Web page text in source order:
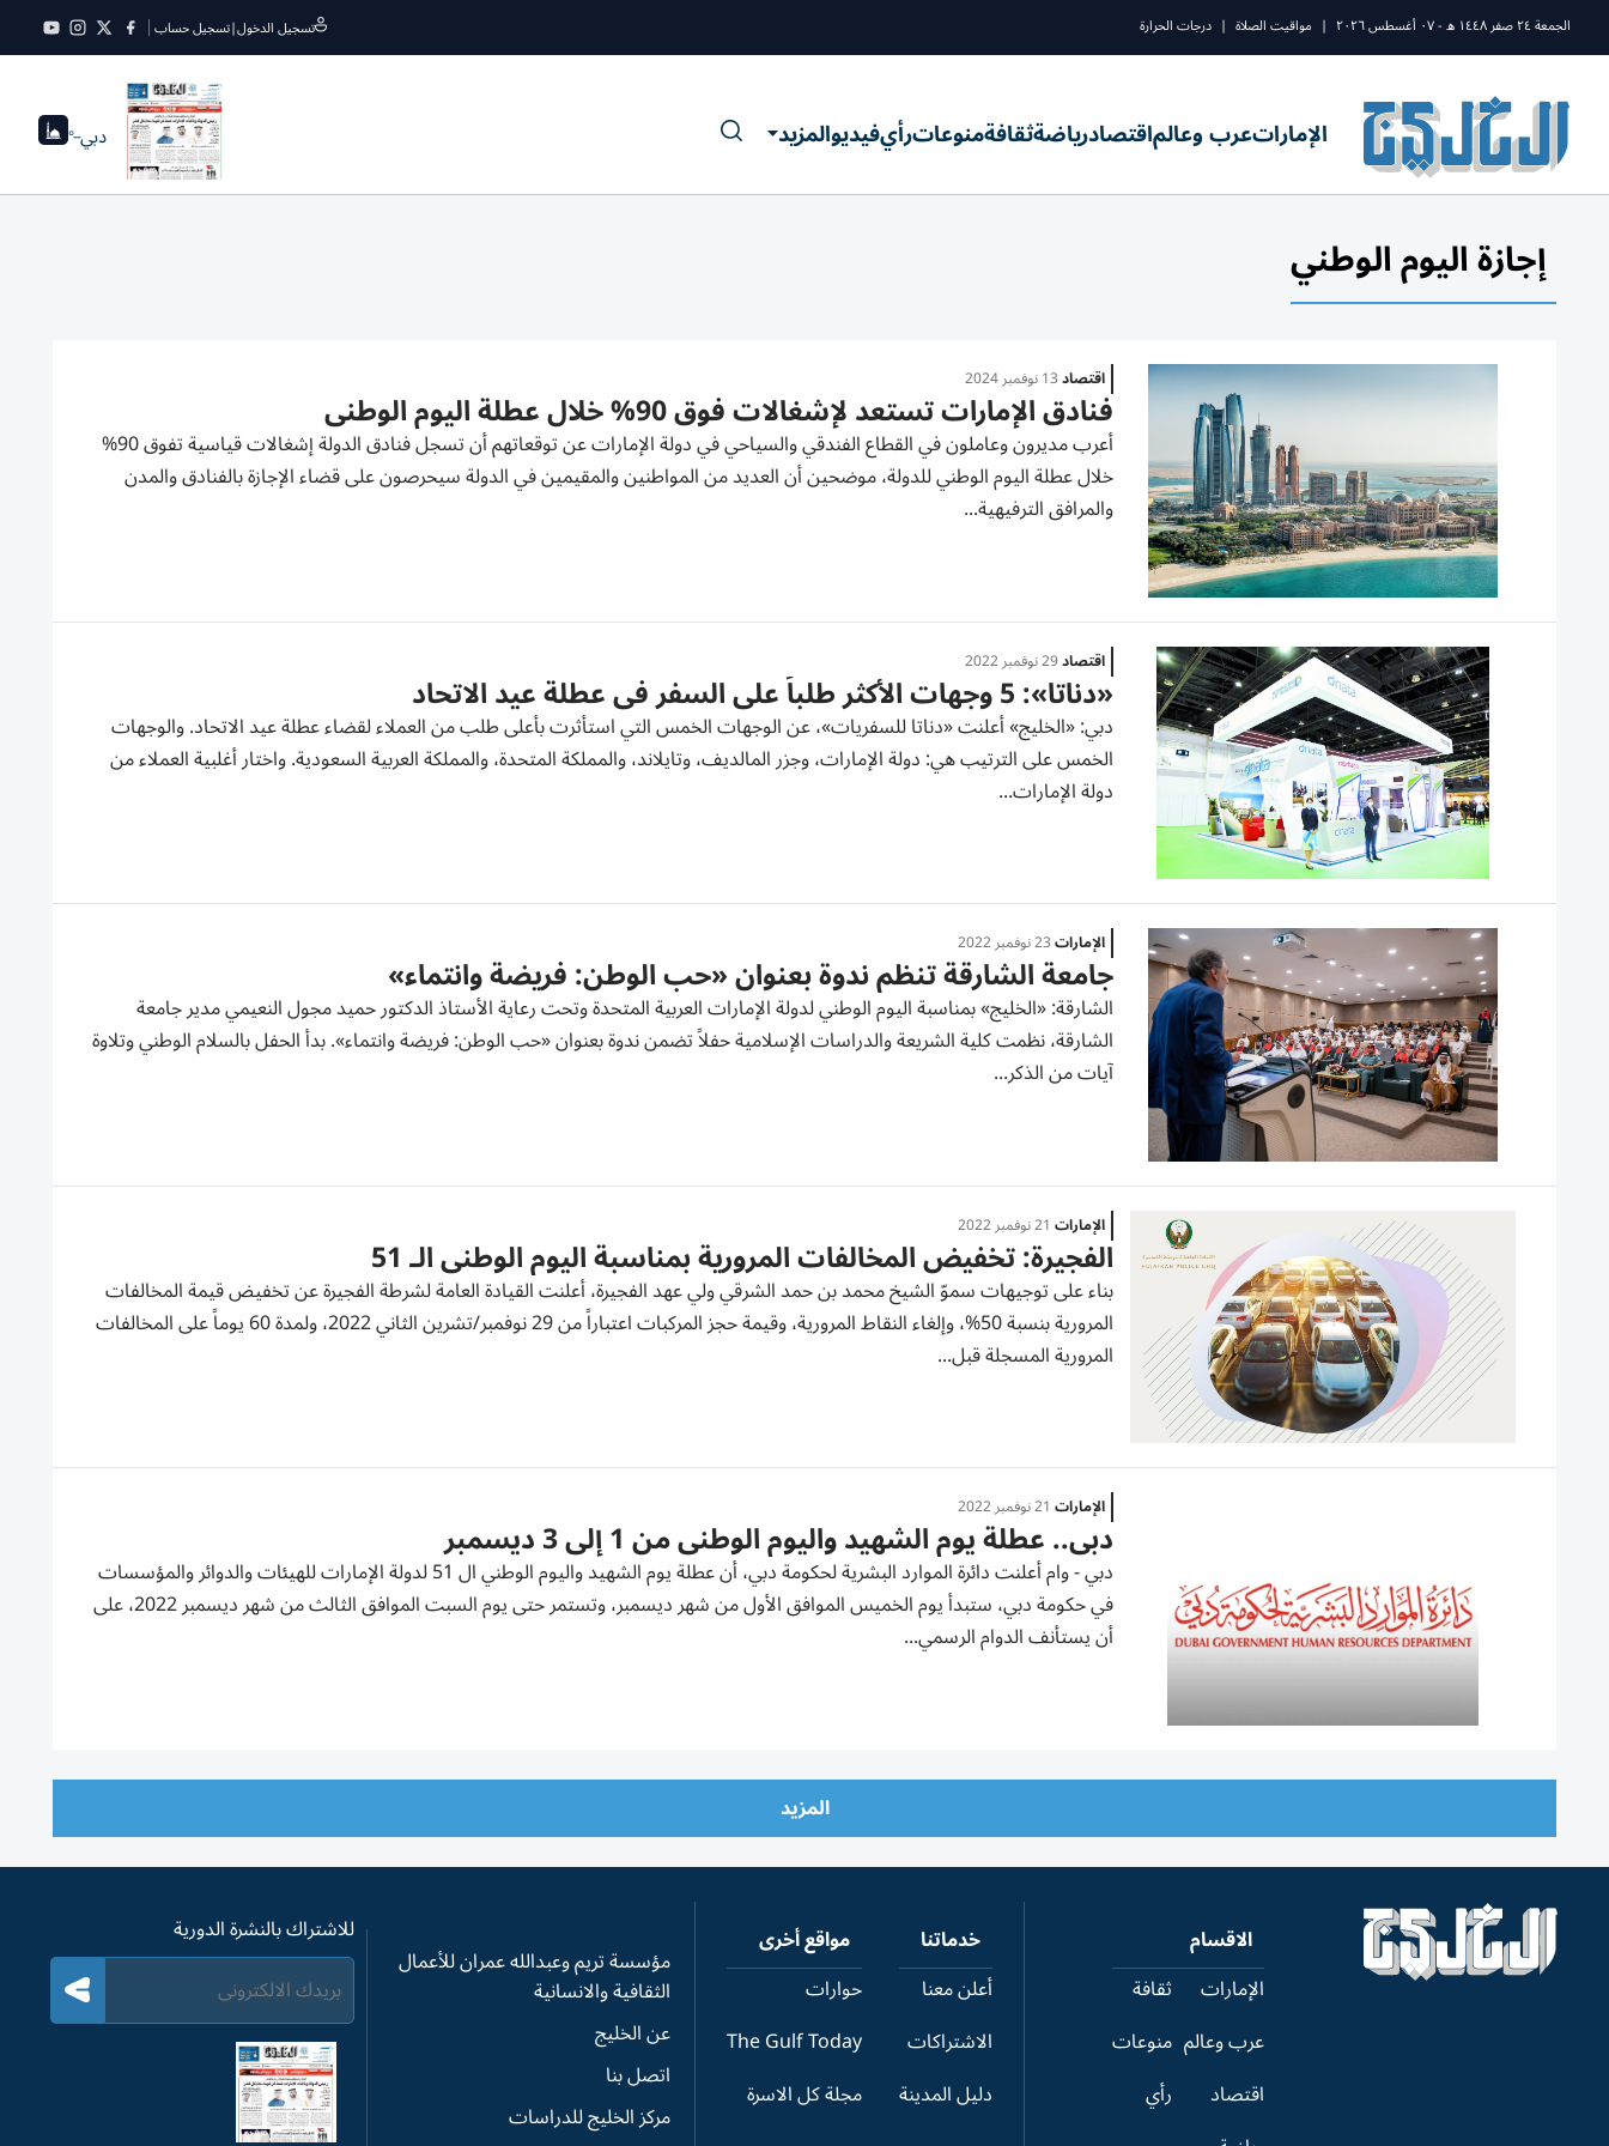
الجمعة ٢٤ صفر ١٤٤٨ ه - ٠٧ أغسطس ٢٠٢٦ | مواقيت الصلاة | درجات الحرارة تسجيل الدخول|تسجيل حساب
الإماراتعرب وعالماقتصادرياضةثقافةمنوعاترأيفيديوالمزيد دبي--°
إجازة اليوم الوطني
اقتصاد13 نوفمبر 2024
فنادق الإمارات تستعد لإشغالات فوق 90% خلال عطلة اليوم الوطني
أعرب مديرون وعاملون في القطاع الفندقي والسياحي في دولة الإمارات عن توقعاتهم أن تسجل فنادق الدولة إشغالات قياسية تفوق 90%
خلال عطلة اليوم الوطني للدولة، موضحين أن العديد من المواطنين والمقيمين في الدولة سيحرصون على قضاء الإجازة بالفنادق والمدن
والمرافق الترفيهية...
اقتصاد29 نوفمبر 2022
«دناتا»: 5 وجهات الأكثر طلباً على السفر في عطلة عيد الاتحاد
دبي: «الخليج» أعلنت «دناتا للسفريات»، عن الوجهات الخمس التي استأثرت بأعلى طلب من العملاء لقضاء عطلة عيد الاتحاد. والوجهات
الخمس على الترتيب هي: دولة الإمارات، وجزر المالديف، وتايلاند، والمملكة المتحدة، والمملكة العربية السعودية. واختار أغلبية العملاء من
دولة الإمارات...
الإمارات23 نوفمبر 2022
جامعة الشارقة تنظم ندوة بعنوان «حب الوطن: فريضة وانتماء»
الشارقة: «الخليج» بمناسبة اليوم الوطني لدولة الإمارات العربية المتحدة وتحت رعاية الأستاذ الدكتور حميد مجول النعيمي مدير جامعة
الشارقة، نظمت كلية الشريعة والدراسات الإسلامية حفلاً تضمن ندوة بعنوان «حب الوطن: فريضة وانتماء». بدأ الحفل بالسلام الوطني وتلاوة
آيات من الذكر...
الإمارات 21 نوفمبر 2022
الفجيرة: تخفيض المخالفات المرورية بمناسبة اليوم الوطني الـ 51
بناء على توجيهات سموّ الشيخ محمد بن حمد الشرقي ولي عهد الفجيرة، أعلنت القيادة العامة لشرطة الفجيرة عن تخفيض قيمة المخالفات
المرورية بنسبة 50%، وإلغاء النقاط المرورية، وقيمة حجز المركبات اعتباراً من 29 نوفمبر/تشرين الثاني 2022، ولمدة 60 يوماً على المخالفات
المرورية المسجلة قبل...
الإمارات 21 نوفمبر 2022
دبي.. عطلة يوم الشهيد واليوم الوطني من 1 إلى 3 ديسمبر
دبي - وام أعلنت دائرة الموارد البشرية لحكومة دبي، أن عطلة يوم الشهيد واليوم الوطني ال 51 لدولة الإمارات للهيئات والدوائر والمؤسسات
في حكومة دبي، ستبدأ يوم الخميس الموافق الأول من شهر ديسمبر، وتستمر حتى يوم السبت الموافق الثالث من شهر ديسمبر 2022، على
أن يستأنف الدوام الرسمي...
المزيد
الاقسام
الإمارات
عرب وعالم
اقتصاد
ثقافة
منوعات
رأي
خدماتنا
أعلن معنا
الاشتراكات
دليل المدينة
مواقع أخرى
حوارات
The Gulf Today
مجلة كل الاسرة
مؤسسة تريم وعبدالله عمران للأعمال
الثقافية والانسانية
عن الخليج
اتصل بنا
مركز الخليج للدراسات
للاشتراك بالنشرة الدورية